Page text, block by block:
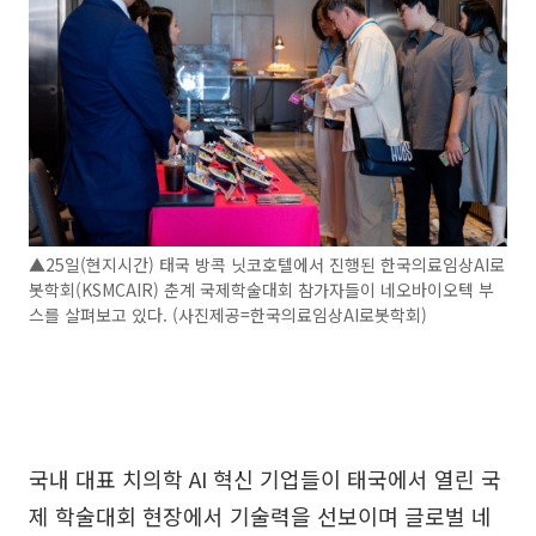
▲25일(현지시간) 태국 방콕 닛코호텔에서 진행된 한국의료임상AI로
봇학회(KSMCAIR) 춘계 국제학술대회 참가자들이 네오바이오텍 부
스를 살펴보고 있다. (사진제공=한국의료임상AI로봇학회)
국내 대표 치의학 AI 혁신 기업들이 태국에서 열린 국
제 학술대회 현장에서 기술력을 선보이며 글로벌 네